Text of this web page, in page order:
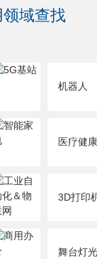
域查找
机器人
医疗健
3D打印
舞台灯光